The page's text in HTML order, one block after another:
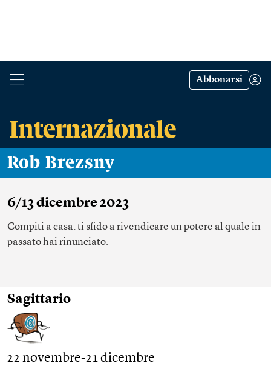
Abbonarsi
Rob Brezsny
6/13 dicembre 2023
Compiti a casa: ti sfido a rivendicare un potere al quale in
passato hai rinunciato.
Sagittario
22 novembre-21 dicembre